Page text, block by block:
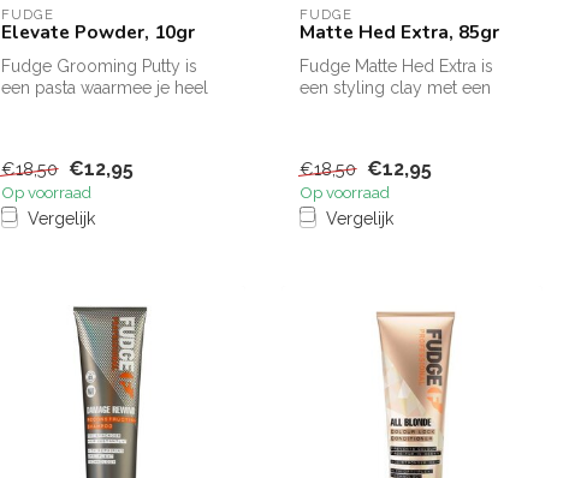
FUDGE
Elevate Powder, 10gr
Fudge Grooming Putty is
een pasta waarmee je heel
€18,50 €12,95
Op voorraad
Vergelijk
FUDGE
Matte Hed Extra, 85gr
Fudge Matte Hed Extra is
een styling clay met een
€18,50 €12,95
Op voorraad
Vergelijk